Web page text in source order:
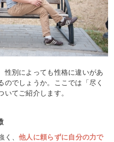
性別によっても性格に違いがあ
のでしょうか。ここでは「尽く
てご紹介します。
く、他人に頼らずに自分の力で